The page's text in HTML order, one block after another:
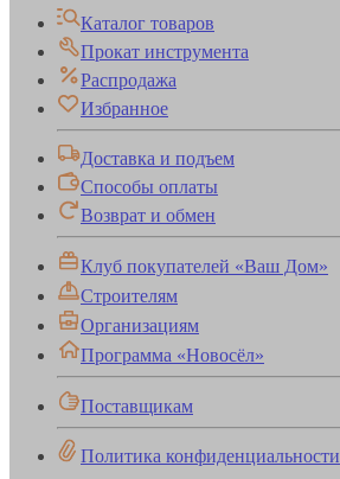
Каталог товаров
Прокат инструмента
Распродажа
Избранное
Доставка и подъем
Способы оплаты
Возврат и обмен
Клуб покупателей «Ваш Дом»
Строителям
Организациям
Программа «Новосёл»
Поставщикам
Политика конфиденциальности